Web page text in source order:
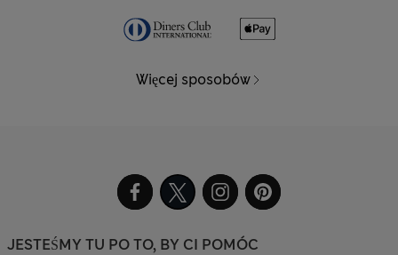
Więcej sposobów
JESTEŚMY TU PO TO, BY CI POMÓC